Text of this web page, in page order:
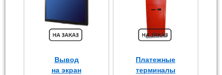
Вывод
на экран
Платежные
терминалы